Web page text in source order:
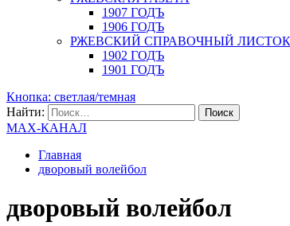
1907 ГОДЪ
1906 ГОДЪ
РЖЕВСКИЙ СПРАВОЧНЫЙ ЛИСТОК
1902 ГОДЪ
1901 ГОДЪ
Кнопка: светлая/темная
Найти:
MAX-КАНАЛ
Главная
дворовый волейбол
дворовый волейбол